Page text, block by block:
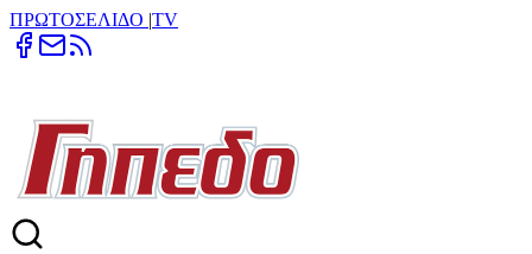
ΠΡΩΤΟΣΕΛΙΔΟ |TV